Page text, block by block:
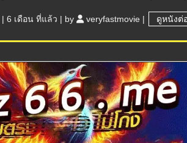
| 6 เดือน ที่แล้ว | by veryfastmovie | ดูหนังต่